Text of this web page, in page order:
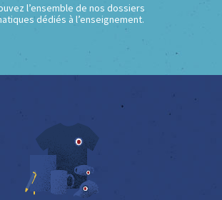
l’ensemble de nos dossiers
dédiés à l’enseignement.